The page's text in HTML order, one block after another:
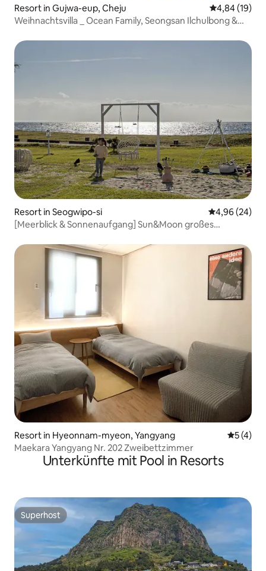
Resort in Gujwa-eup, Cheju
4,84 (19)
Weihnachtsvilla _ Ocean Family, Seongsan Ilchulbong &
Resort in Seogwipo-si
4,96 (24)
[Meerblick & Sonnenaufgang] Sun&Moon großes
Resort in Hyeonnam-myeon, Yangyang
5 (4)
Maekara Yangyang Nr. 202 Zweibettzimmer
Unterkünfte mit Pool in Resorts
Superhost
Superhost